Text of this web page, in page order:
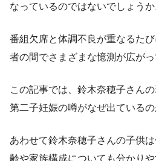
なっているのではないでしょうか
番組欠席と体調不良が重なるた
者の間でさまざまな憶測が広がっ
この記事では、鈴木奈穂子さん
第二子妊娠の噂がなぜ出ているの
あわせて鈴木奈穂子さんの子供
齢や家族構成についても分かりや